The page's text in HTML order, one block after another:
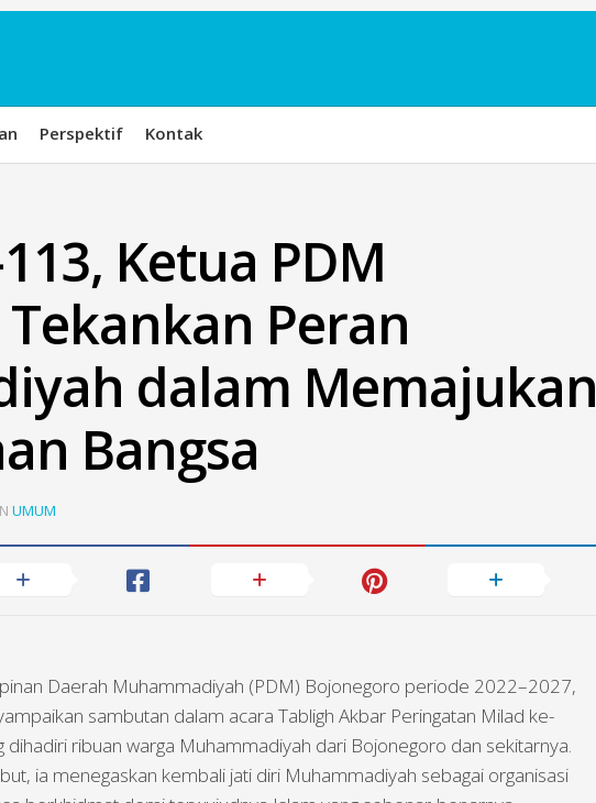
Perspektif Kontak
Ketua PDM
Peran
dalam Memajukan
Bangsa
UMUM
Daerah Muhammadiyah (PDM) Bojonegoro periode 2022–2027,
sambutan dalam acara Tabligh Akbar Peringatan Milad ke-
ribuan warga Muhammadiyah dari Bojonegoro dan sekitarnya.
ia menegaskan kembali jati diri Muhammadiyah sebagai organisasi